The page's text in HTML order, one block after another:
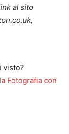
al sito
visto?
Fotografia con